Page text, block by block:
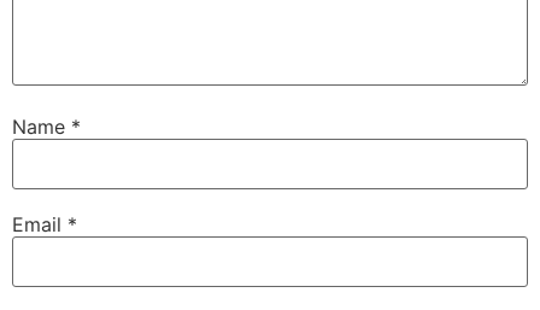
Name *
Email *